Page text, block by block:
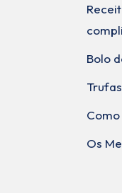
Bolo
Os